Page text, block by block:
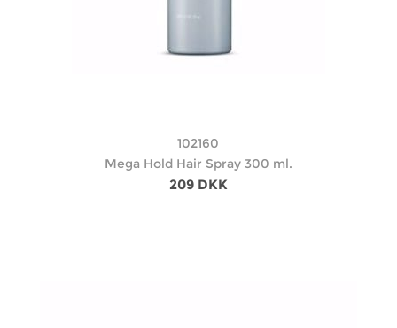
102160
Mega Hold Hair Spray 300 ml.
209 DKK